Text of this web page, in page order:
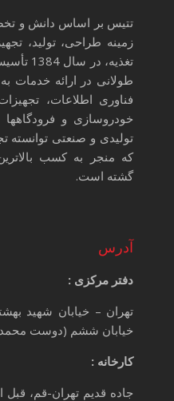
تتیس بر اساس دانش و
زمینه طراحی، تولید،
تغذیه،
طولانی در ارائه خدمات
فناوری اطلاعات،
خودروسازی و
تولیدی و صنعتی توانسته
که منجر به کسب
گشته است.
آدرس
دفتر مرکزی :
تهران – خیابان شهید
خیابان ششم (دوست محمدی) – پلاک 4
کارخانه :
جاده قدیم تهران-قم،